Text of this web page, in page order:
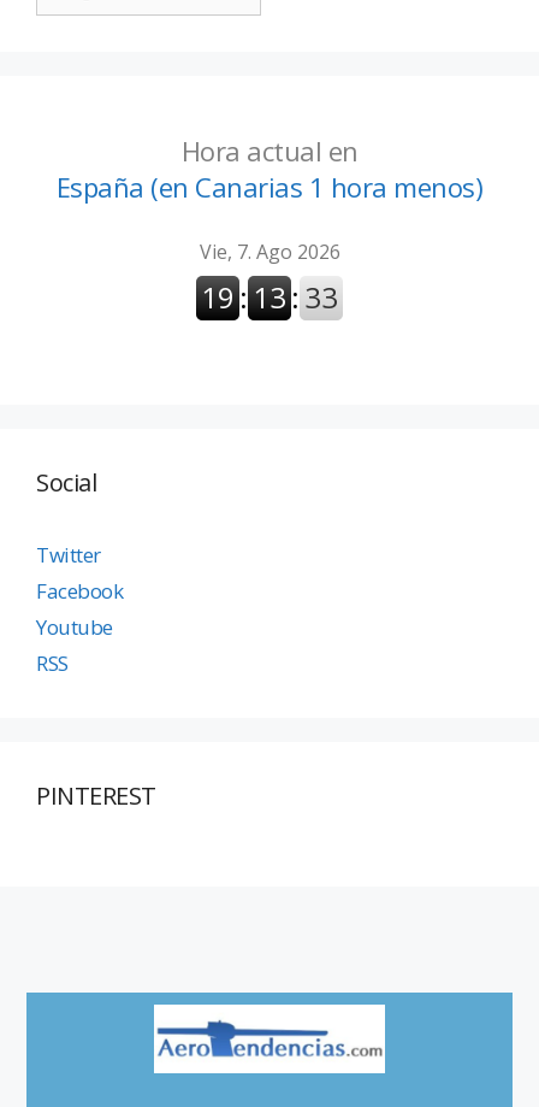
Hora actual en
España (en Canarias 1 hora menos)
Social
Twitter
Facebook
Youtube
RSS
PINTEREST